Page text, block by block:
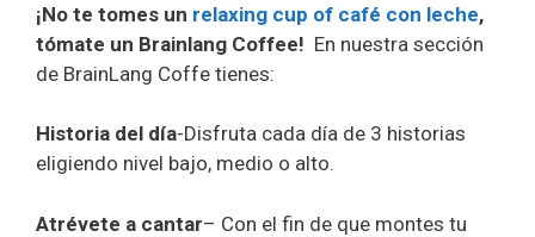
¡No te tomes un relaxing cup of café con leche,
tómate un Brainlang Coffee! En nuestra sección
de BrainLang Coffe tienes:
Historia del día-Disfruta cada día de 3 historias
eligiendo nivel bajo, medio o alto.
Atrévete a cantar– Con el fin de que montes tu